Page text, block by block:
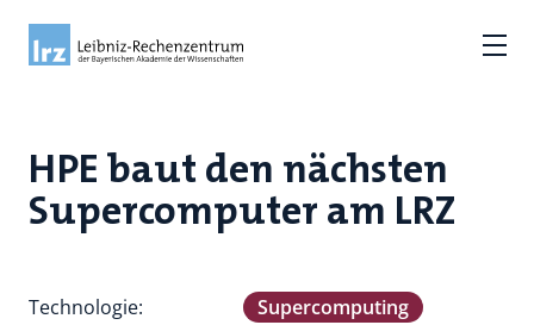
HPE baut den nächsten
Supercomputer am LRZ
Technologie:
Supercomputing